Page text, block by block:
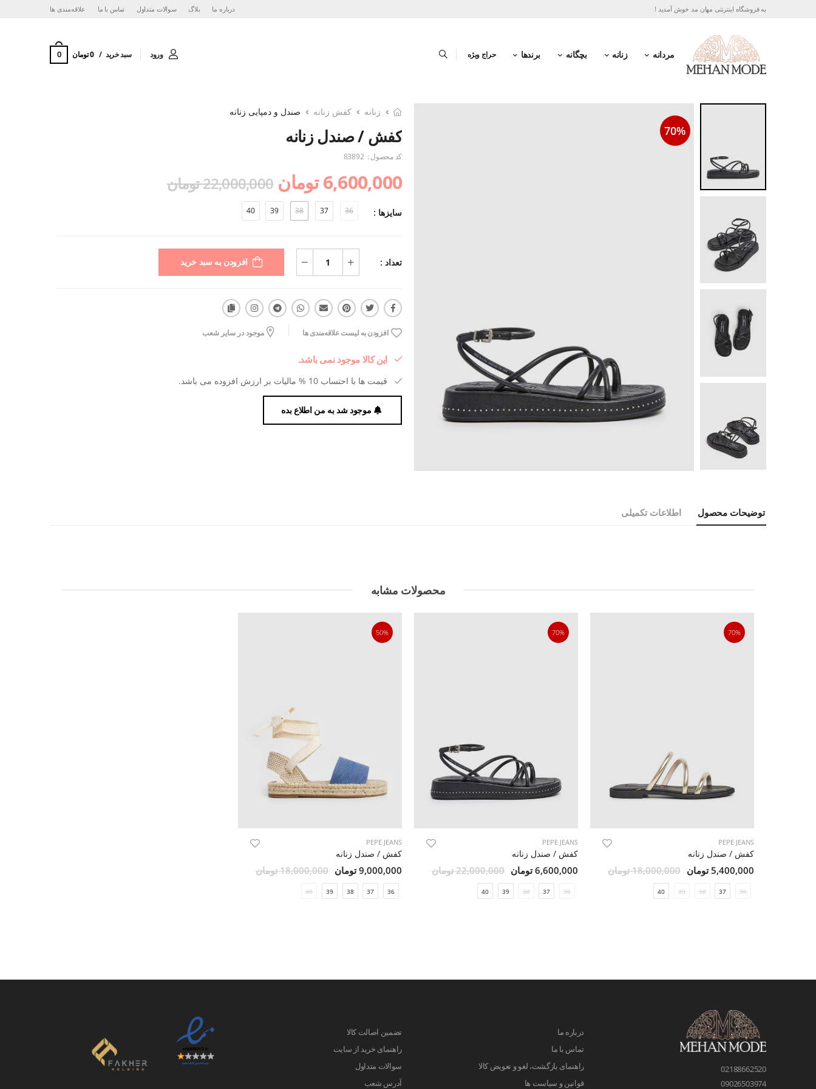
به فروشگاه اینترنتی مهان مد خوش آمدید ! درباره ما بلاگ سوالات متداول تماس با ما ‌علاقه‌مندی ها
مردانه زنانه بچگانه برندها حراج ویژه ورود سبد خرید 0 تومان 0
70%
زنانه کفش زنانه صندل و دمپایی زنانه
کفش / صندل زنانه
کد محصول : 83892
6,600,000 تومان 22,000,000 تومان
سایزها : 36
37
38
39
40
تعداد : افزودن به سبد خرید
افزودن به لیست علاقه‌مندی ها موجود در سایر شعب
این کالا موجود نمی باشد.
قیمت ها با احتساب 10 % مالیات بر ارزش افزوده می باشد.
موجود شد به من اطلاع بده
توضیحات محصول اطلاعات تکمیلی
محصولات مشابه
70%
PEPE JEANS
کفش / صندل زنانه
5,400,000 تومان 18,000,000 تومان
36
37
38
39
40
70%
PEPE JEANS
کفش / صندل زنانه
6,600,000 تومان 22,000,000 تومان
36
37
38
39
40
50%
PEPE JEANS
کفش / صندل زنانه
9,000,000 تومان 18,000,000 تومان
36
37
38
39
40
02188662520
09026503974
درباره ما
تماس با ما
راهنمای بازگشت، لغو و تعویض کالا
قوانین و سیاست ها
تضمین اصالت کالا
راهنمای خرید از سایت
سوالات متداول
آدرس شعب